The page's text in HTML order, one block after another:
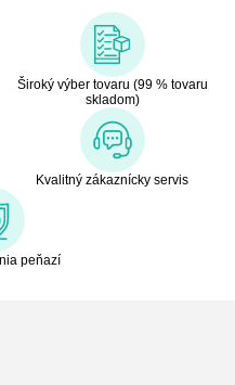
Široký výber tovaru (99 % tovaru
skladom)
Kvalitný zákaznícky servis
peňazí